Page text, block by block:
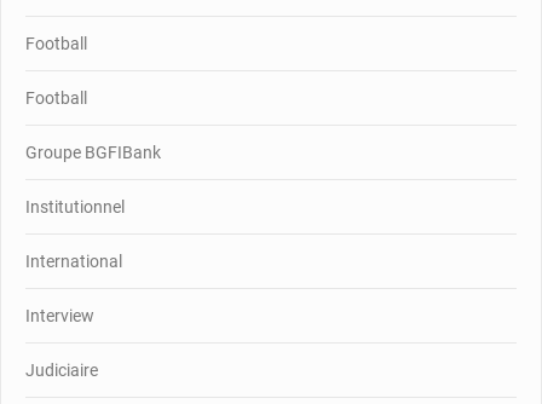
Football
Football
Groupe BGFIBank
Institutionnel
International
Interview
Judiciaire